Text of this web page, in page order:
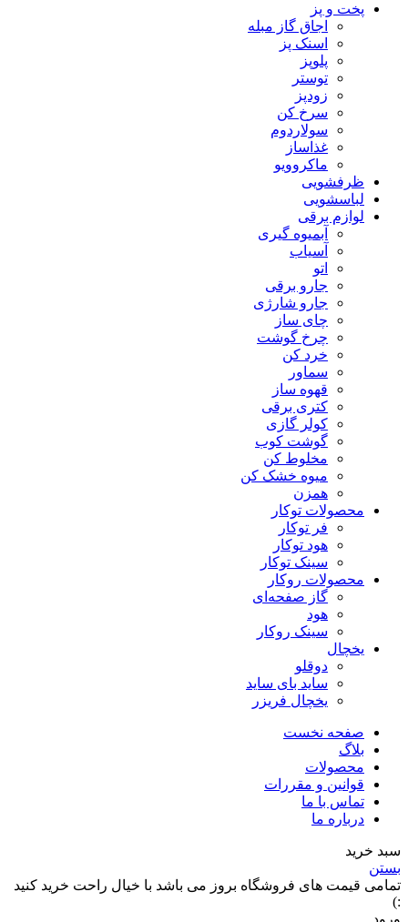
پخت و پز
اجاق گاز مبله
اسنک پز
پلوپز
توستر
زودپز
سرخ کن
سولاردوم
غذاساز
ماکروویو
ظرفشویی
لباسشویی
لوازم برقی
آبمیوه گیری
آسیاب
اتو
جارو برقی
جارو شارژی
چای ساز
چرخ گوشت
خرد کن
سماور
قهوه ساز
کتری برقی
کولر گازی
گوشت کوب
مخلوط کن
میوه خشک کن
همزن
محصولات توکار
فر توکار
هود توکار
سینک توکار
محصولات روکار
گاز صفحه‌ای
هود
سینک روکار
یخچال
دوقلو
ساید بای ساید
یخچال فریزر
صفحه نخست
بلاگ
محصولات
قوانین و مقررات
تماس با ما
درباره ما
سبد خرید
بستن
تمامی قیمت های فروشگاه بروز می باشد با خیال راحت خرید کنید
:)